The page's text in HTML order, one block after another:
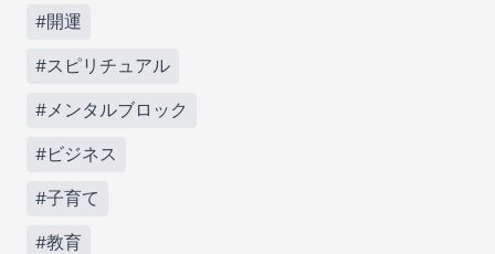
#開運
#スピリチュアル
#メンタルブロック
#ビジネス
#子育て
#教育